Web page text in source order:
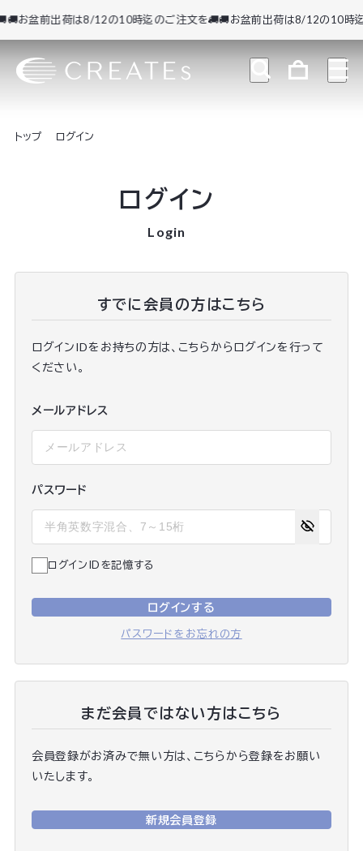
お盆前出荷は8/12の10時迄のご注文を🚚🚚お盆前出荷は8/12の10時迄
トップ ログイン
ログイン
Login
すでに会員の方はこちら
ログインIDをお持ちの方は、こちらからログインを行って
ください。
メールアドレス
パスワード
ログインIDを記憶する
ログインする
パスワードをお忘れの方
まだ会員ではない方はこちら
会員登録がお済みで無い方は、こちらから登録をお願い
いたします。
新規会員登録